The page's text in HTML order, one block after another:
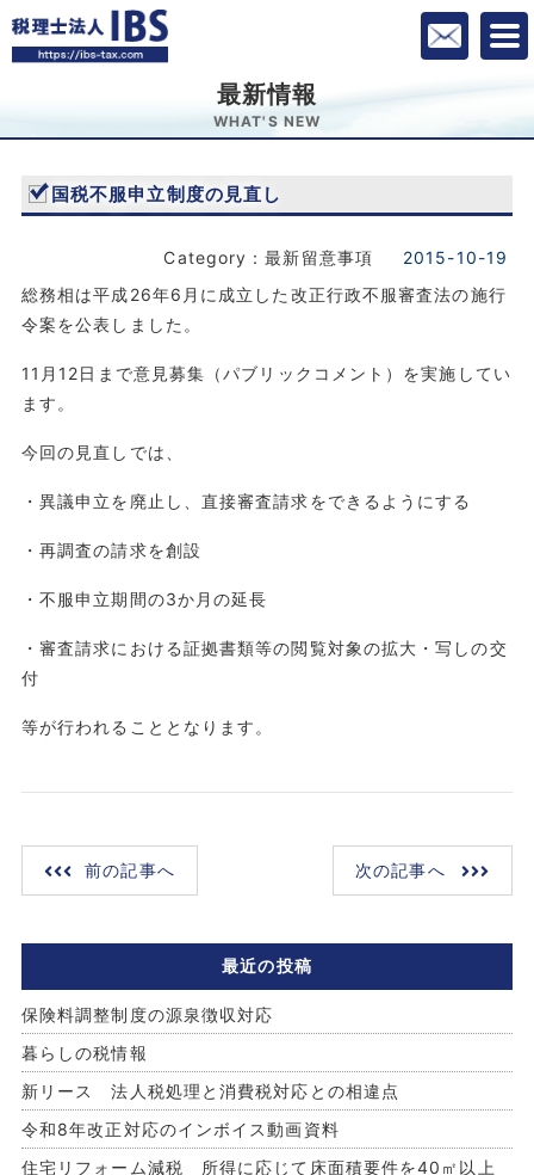
最新情報
WHAT'S NEW
国税不服申立制度の見直し
Category：最新留意事項
2015-10-19
総務相は平成26年6月に成立した改正行政不服審査法の施行
令案を公表しました。
11月12日まで意見募集（パブリックコメント）を実施してい
ます。
今回の見直しでは、
・異議申立を廃止し、直接審査請求をできるようにする
・再調査の請求を創設
・不服申立期間の3か月の延長
・審査請求における証拠書類等の閲覧対象の拡大・写しの交
付
等が行われることとなります。
前の記事へ 次の記事へ
最近の投稿
保険料調整制度の源泉徴収対応
暮らしの税情報
新リース 法人税処理と消費税対応との相違点
令和8年改正対応のインボイス動画資料
住宅リフォーム減税 所得に応じて床面積要件を40㎡以上